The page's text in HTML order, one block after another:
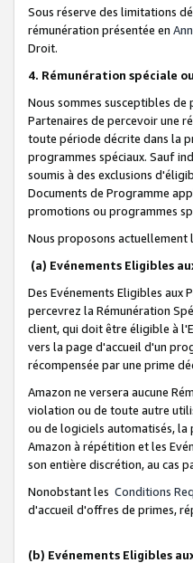
Sous réserve des limitations
rémunération présentée en
Droit.
4. Rémunération spéciale
Nous sommes susceptibles
Partenaires de percevoir une
toute période décrite dans la
programmes spéciaux. Sauf
soumis à des exclusions
Documents de Programme
promotions ou programmes
Nous proposons actuellement
(a) Evénements Eligibles
Des Evénements Eligibles aux
percevrez la Rémunération
client, qui doit être éligible à
vers la page d'accueil d'un
récompensée par une prime
Amazon ne versera aucune
violation ou de toute autre
ou de logiciels automatisés, la
Amazon à répétition et les
son entière discrétion, au cas
Nonobstant les Conditions
d'accueil d'offres de primes,
(b) Evénements Eligibles